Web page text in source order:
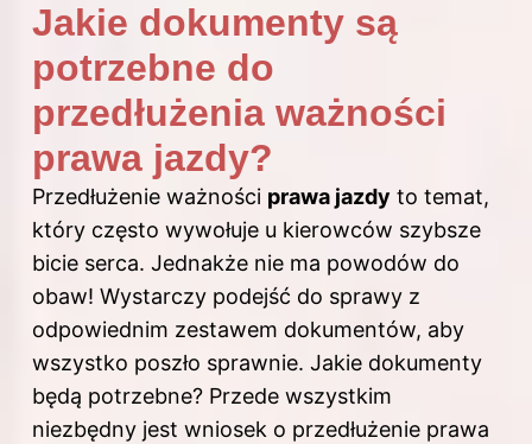
Jakie dokumenty są
potrzebne do
przedłużenia ważności
prawa jazdy?
Przedłużenie ważności prawa jazdy to temat,
który często wywołuje u kierowców szybsze
bicie serca. Jednakże nie ma powodów do
obaw! Wystarczy podejść do sprawy z
odpowiednim zestawem dokumentów, aby
wszystko poszło sprawnie. Jakie dokumenty
będą potrzebne? Przede wszystkim
niezbędny jest wniosek o przedłużenie prawa